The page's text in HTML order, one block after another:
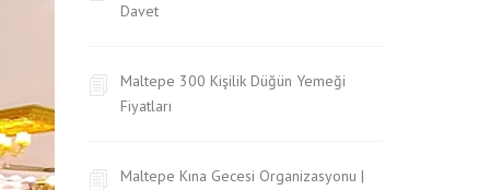
Davet
Maltepe 300 Kişilik Düğün Yemeği
Fiyatları
Maltepe Kına Gecesi Organizasyonu |